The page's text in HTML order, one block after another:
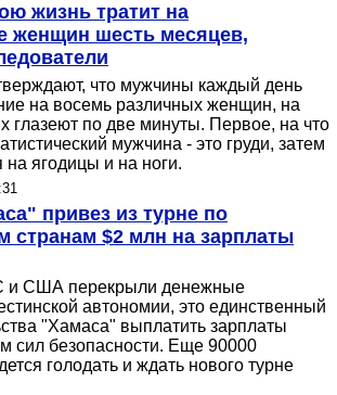
жизнь тратит на
женщин шесть месяцев,
что мужчины каждый день
на восемь различных женщин, на
глазеют по две минуты. Первое, на что
мужчина - это груди, затем
на ягодицы и на ноги.
привез из турне по
странам $2 млн на зарплаты
и США перекрыли денежные
автономии, это единственный
"Хамаса" выплатить зарплаты
сил безопасности. Еще 90000
голодать и ждать нового турне